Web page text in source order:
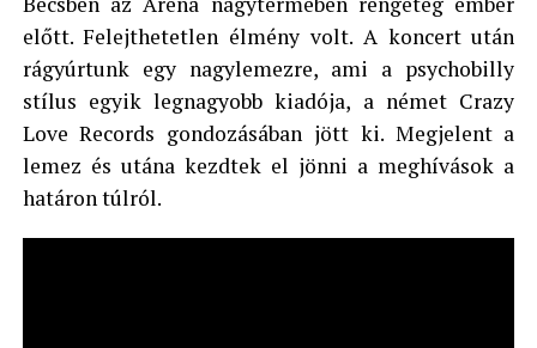
előtt. Felejthetetlen élmény volt. A koncert után
rágyúrtunk egy nagylemezre, ami a psychobilly
stílus egyik legnagyobb kiadója, a német Crazy
Love Records gondozásában jött ki. Megjelent a
lemez és utána kezdtek el jönni a meghívások a
határon túlról.